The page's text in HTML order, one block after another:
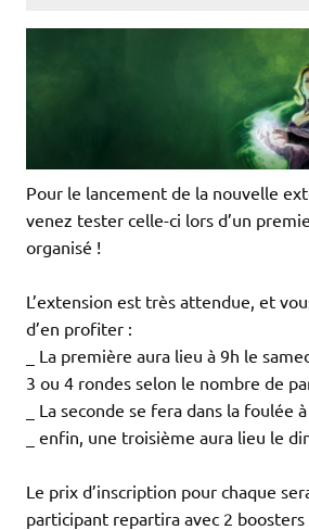
Pour le lancement de la nouvelle
venez tester celle-ci lors d’un
organisé !
L’extension est très attendue, et
d’en profiter :
_ La première aura lieu à 9h le
3 ou 4 rondes selon le nombre de
_ La seconde se fera dans la foulée à
_ enfin, une troisième aura lieu le
Le prix d’inscription pour chaque
participant repartira avec 2